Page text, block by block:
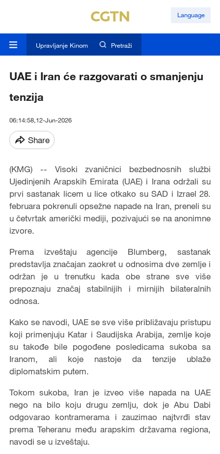
Language
Upravljanje Kinom Pretraži
UAE i Iran će razgovarati o smanjenju
tenzija
06:14:58,12-Jun-2026
Share
(KMG) -- Visoki zvaničnici bezbednosnih službi
Ujedinjenih Arapskih Emirata (UAE) i Irana održali su
prvi sastanak licem u lice otkako su SAD i Izrael 28.
februara pokrenuli opsežne napade na Iran, preneli su
u četvrtak američki mediji, pozivajući se na anonimne
izvore.
Prema izveštaju agencije Blumberg, sastanak
predstavlja značajan zaokret u odnosima dve zemlje i
održan je u trenutku kada obe strane sve više
prepoznaju značaj stabilnijih i mirnijih bilateralnih
odnosa.
Kako se navodi, UAE se sve više približavaju pristupu
koji primenjuju Katar i Saudijska Arabija, zemlje koje
su takođe bile pogođene posledicama sukoba sa
Iranom, ali koje nastoje da tenzije ublaže
diplomatskim putem.
Tokom sukoba, Iran je izveo više napada na UAE
nego na bilo koju drugu zemlju, dok je Abu Dabi
odgovarao kontramerama i zauzimao najtvrđi stav
prema Teheranu među arapskim državama regiona,
navodi se u izveštaju.